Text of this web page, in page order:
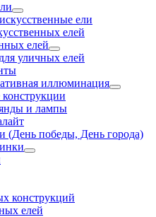
ели
елей
елей
уличных елей
иллюминация
и лампы
(День победы, День города)
конструкций
елей